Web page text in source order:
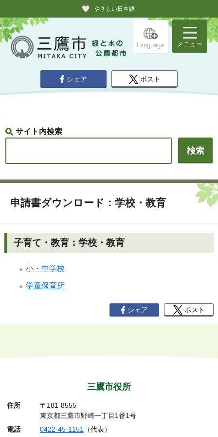
やさしい日本語
Language メニュー
シェア ポスト
サイト内検索
申請書ダウンロード：学校・教育
子育て・教育：学校・教育
小・中学校
学童保育所
シェア ポスト
三鷹市役所
住所
〒181-8555
東京都三鷹市野崎一丁目1番1号
電話
0422-45-1151（代表）